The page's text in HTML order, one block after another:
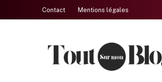
Contact Mentions légales